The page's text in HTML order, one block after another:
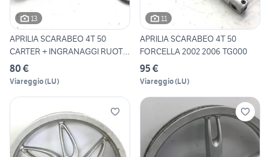
13
APRILIA SCARABEO 4T 50
CARTER + INGRANAGGI RUOTA
P
80 €
Viareggio(LU)
11
APRILIA SCARABEO 4T 50
FORCELLA 2002 2006 TG000
95 €
Viareggio(LU)